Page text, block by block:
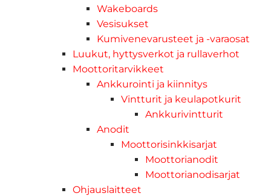
Wakeboards
Vesisukset
Kumivenevarusteet ja -varaosat
Luukut, hyttysverkot ja rullaverhot
Moottoritarvikkeet
Ankkurointi ja kiinnitys
Vintturit ja keulapotkurit
Ankkurivintturit
Anodit
Moottorisinkkisarjat
Moottorianodit
Moottorianodisarjat
Ohjauslaitteet